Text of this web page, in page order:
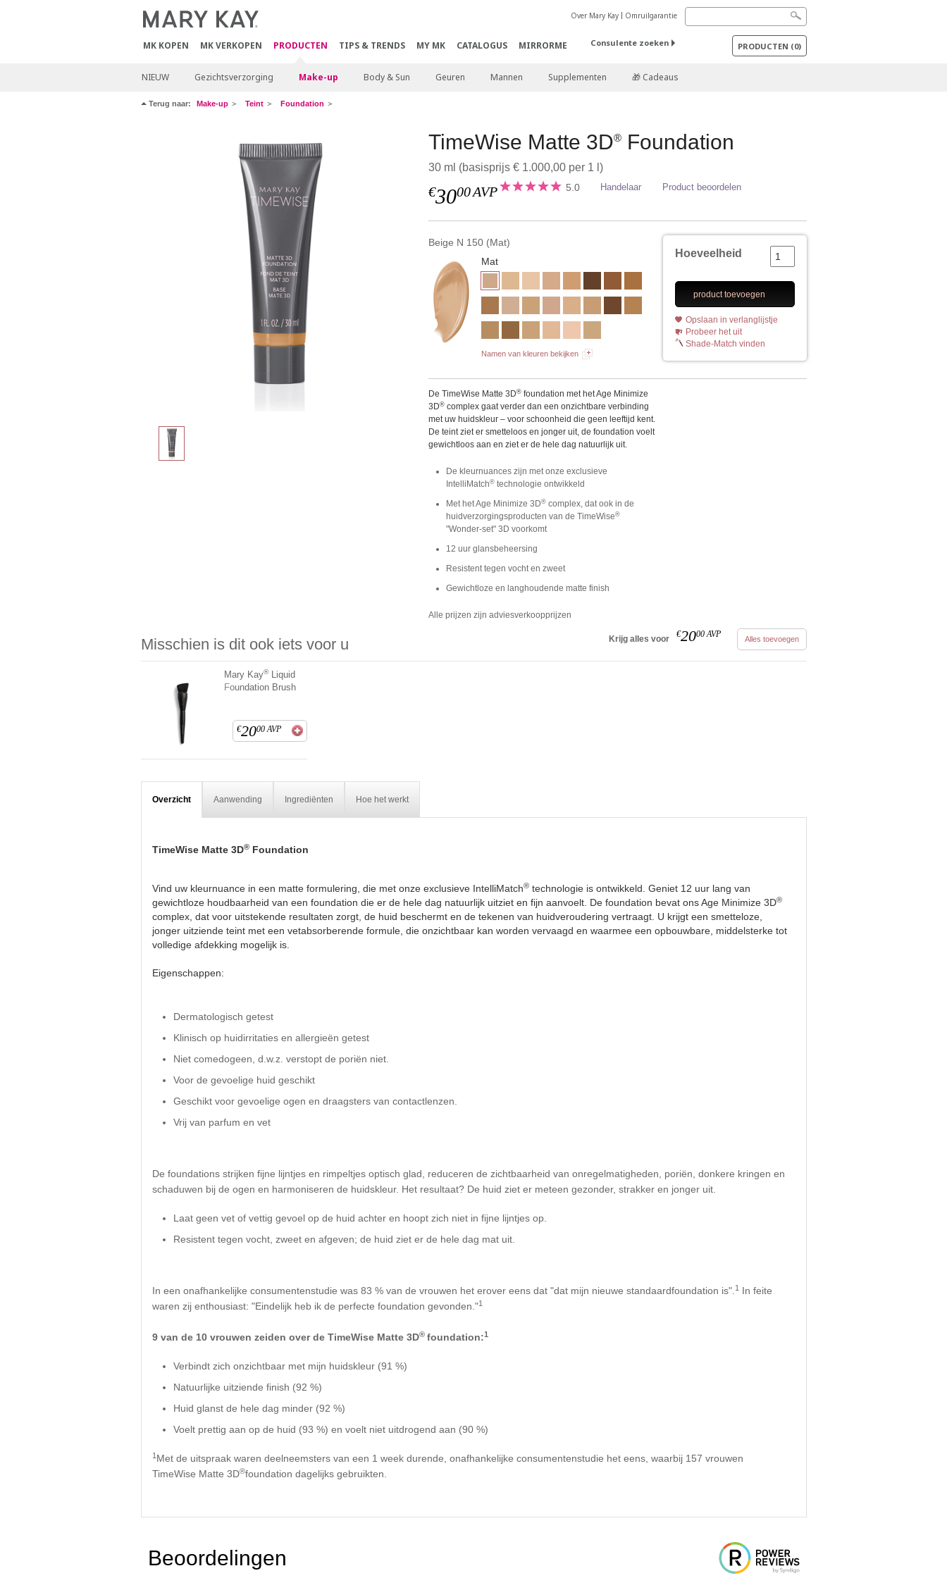
MK KOPEN MK VERKOPEN PRODUCTEN TIPS & TRENDS MY MK CATALOGUS MIRRORME
Over Mary Kay Omruilgarantie
Consulente zoeken PRODUCTEN (0)
NIEUW Gezichtsverzorging Make-up Body & Sun Geuren Mannen Supplementen 🎁 Cadeaus
Terug naar: Make-up Teint Foundation
TimeWise Matte 3D® Foundation
30 ml (basisprijs € 1.000,00 per 1 l)
€3000AVP 5.0 Handelaar Product beoordelen
Beige N 150 (Mat)
Mat
Namen van kleuren bekijken
Hoeveelheid
product toevoegen
Opslaan in verlanglijstje
Probeer het uit
Shade-Match vinden
De TimeWise Matte 3D® foundation met het Age Minimize
3D® complex gaat verder dan een onzichtbare verbinding
met uw huidskleur – voor schoonheid die geen leeftijd kent.
De teint ziet er smetteloos en jonger uit, de foundation voelt
gewichtloos aan en ziet er de hele dag natuurlijk uit.
De kleurnuances zijn met onze exclusieve
IntelliMatch® technologie ontwikkeld
Met het Age Minimize 3D® complex, dat ook in de
huidverzorgingsproducten van de TimeWise®
"Wonder-set" 3D voorkomt
12 uur glansbeheersing
Resistent tegen vocht en zweet
Gewichtloze en langhoudende matte finish
Alle prijzen zijn adviesverkoopprijzen
Misschien is dit ook iets voor u Krijg alles voor €2000 AVP Alles toevoegen
Mary Kay®Liquid
Foundation Brush
€2000 AVP
Overzicht Aanwending Ingrediënten Hoe het werkt
TimeWise Matte 3D®Foundation
Vind uw kleurnuance in een matte formulering, die met onze exclusieve IntelliMatch®technologie is ontwikkeld. Geniet 12 uur lang van
gewichtloze houdbaarheid van een foundation die er de hele dag natuurlijk uitziet en fijn aanvoelt. De foundation bevat ons Age Minimize 3D®
complex, dat voor uitstekende resultaten zorgt, de huid beschermt en de tekenen van huidveroudering vertraagt. U krijgt een smetteloze,
jonger uitziende teint met een vetabsorberende formule, die onzichtbaar kan worden vervaagd en waarmee een opbouwbare, middelsterke tot
volledige afdekking mogelijk is.
Eigenschappen:
Dermatologisch getest
Klinisch op huidirritaties en allergieën getest
Niet comedogeen, d.w.z. verstopt de poriën niet.
Voor de gevoelige huid geschikt
Geschikt voor gevoelige ogen en draagsters van contactlenzen.
Vrij van parfum en vet
De foundations strijken fijne lijntjes en rimpeltjes optisch glad, reduceren de zichtbaarheid van onregelmatigheden, poriën, donkere kringen en
schaduwen bij de ogen en harmoniseren de huidskleur. Het resultaat? De huid ziet er meteen gezonder, strakker en jonger uit.
Laat geen vet of vettig gevoel op de huid achter en hoopt zich niet in fijne lijntjes op.
Resistent tegen vocht, zweet en afgeven; de huid ziet er de hele dag mat uit.
In een onafhankelijke consumentenstudie was 83 % van de vrouwen het erover eens dat "dat mijn nieuwe standaardfoundation is". 1In feite
waren zij enthousiast: "Eindelijk heb ik de perfecte foundation gevonden."1
9 van de 10 vrouwen zeiden over de TimeWise Matte 3D® foundation:1
Verbindt zich onzichtbaar met mijn huidskleur (91 %)
Natuurlijke uitziende finish (92 %)
Huid glanst de hele dag minder (92 %)
Voelt prettig aan op de huid (93 %) en voelt niet uitdrogend aan (90 %)
1Met de uitspraak waren deelneemsters van een 1 week durende, onafhankelijke consumentenstudie het eens, waarbij 157 vrouwen
TimeWise Matte 3D®foundation dagelijks gebruikten.
Beoordelingen